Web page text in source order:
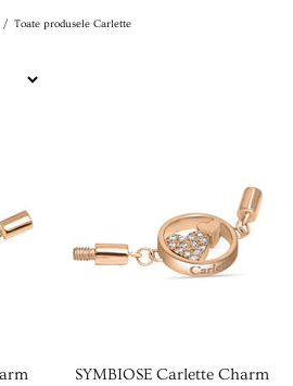
Toate produsele Carlette
SYMBIOSE Carlette Charm